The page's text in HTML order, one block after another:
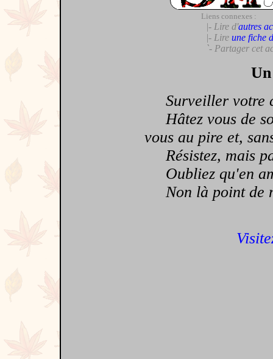
Liens connexes :
|- Lire d'autres
|- Lire une fiche
`- Partager cet
Surveiller votre
Hâtez vous de
vous au pire et,
Résistez, mais
Oubliez qu'en
Non là point de